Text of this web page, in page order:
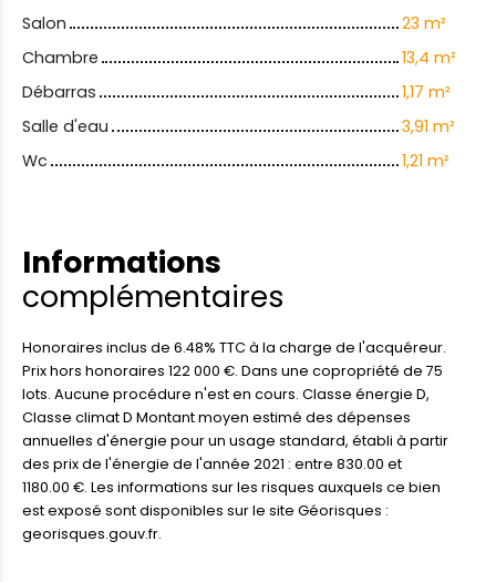
Salon
23 m²
Chambre
13,4 m²
Débarras
1,17 m²
Salle d'eau
3,91 m²
Wc
1,21 m²
Informations
complémentaires
Honoraires inclus de 6.48% TTC à la charge de l'acquéreur.
Prix hors honoraires 122 000 €. Dans une copropriété de 75
lots. Aucune procédure n'est en cours. Classe énergie D,
Classe climat D Montant moyen estimé des dépenses
annuelles d'énergie pour un usage standard, établi à partir
des prix de l'énergie de l'année 2021 : entre 830.00 et
1180.00 €. Les informations sur les risques auxquels ce bien
est exposé sont disponibles sur le site Géorisques :
georisques.gouv.fr.